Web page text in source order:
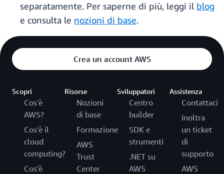
separatamente. Per saperne di più, leggi il blog
e consulta le nozioni di base.
Crea un account AWS
Scopri
Cos'è
AWS?
Cos'è il
cloud
computing?
Cos'è
Risorse
Nozioni
di base
Formazione
AWS
Trust
Center
Sviluppatori
Centro
builder
SDK e
strumenti
.NET su
AWS
Assistenza
Contattaci
Inoltra
un ticket
di
supporto
AWS